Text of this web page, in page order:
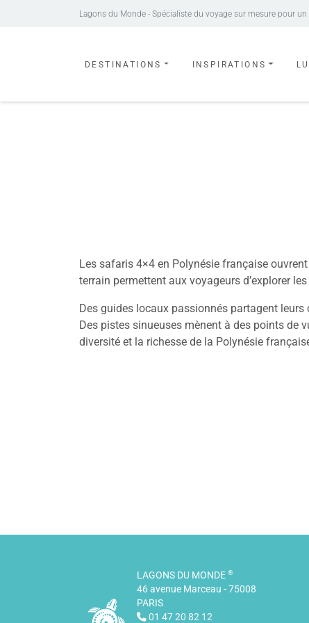
Lagons du Monde - Spécialiste du voyage sur mesure pour
DESTINATIONS INSPIRATIONS
Safari 4×4
Les safaris 4×4 en Polynésie française
terrain permettent aux voyageurs d’explorer
Des guides locaux passionnés partagent
Des pistes sinueuses mènent à des points de
diversité et la richesse de la Polynésie
LAGONS DU MONDE®
46 avenue Marceau - 75008
PARIS
01 47 20 82 12